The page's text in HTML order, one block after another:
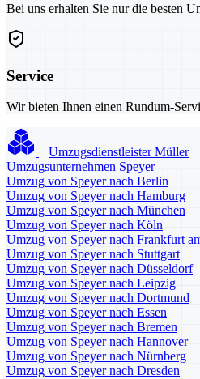
Bei uns erhalten Sie nur die besten
Service
Wir bieten Ihnen einen Rundum-
Umzugsdienstleister Müller
Umzugsunternehmen Speyer
Umzug von Speyer nach Berlin
Umzug von Speyer nach Hamburg
Umzug von Speyer nach München
Umzug von Speyer nach Köln
Umzug von Speyer nach Frankfurt
Umzug von Speyer nach Stuttgart
Umzug von Speyer nach Düsseldorf
Umzug von Speyer nach Leipzig
Umzug von Speyer nach Dortmund
Umzug von Speyer nach Essen
Umzug von Speyer nach Bremen
Umzug von Speyer nach Hannover
Umzug von Speyer nach Nürnberg
Umzug von Speyer nach Dresden